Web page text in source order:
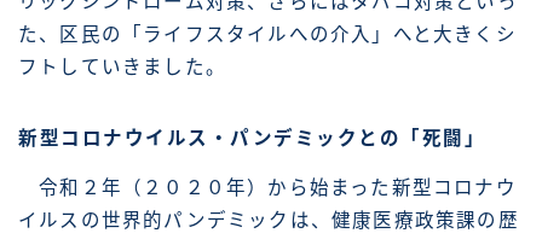
た、区民の「ライフスタイルへの介入」へと大きくシ
フトしていきました。
新型コロナウイルス・パンデミックとの「死闘」
令和２年（２０２０年）から始まった新型コロナウ
イルスの世界的パンデミックは、健康医療政策課の歴